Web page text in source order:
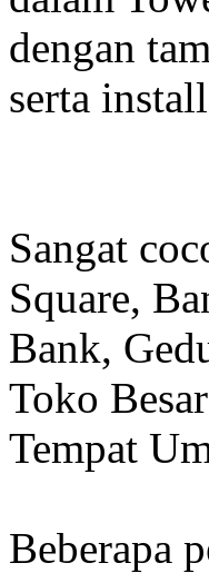
dengan
serta
Sangat
Square,
Bank,
Toko
Tempat
Beberapa